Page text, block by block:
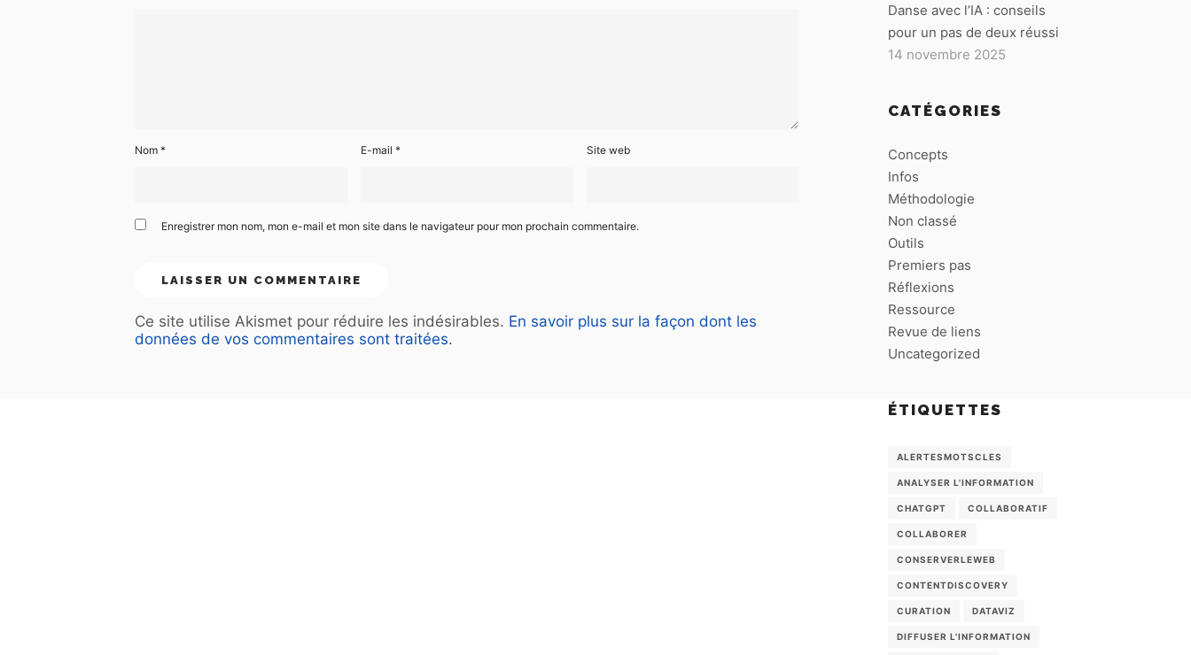
Nom * E-mail * Site web
Enregistrer mon nom, mon e-mail et mon site dans le navigateur pour mon prochain commentaire.
Ce site utilise Akismet pour réduire les indésirables. En savoir plus sur la façon dont les
données de vos commentaires sont traitées.
Danse avec l’IA : conseils
pour un pas de deux réussi
14 novembre 2025
CATÉGORIES
Concepts
Infos
Méthodologie
Non classé
Outils
Premiers pas
Réflexions
Ressource
Revue de liens
Uncategorized
ÉTIQUETTES
ALERTESMOTSCLES
ANALYSER L'INFORMATION
CHATGPT COLLABORATIF
COLLABORER
CONSERVERLEWEB
CONTENTDISCOVERY
CURATION DATAVIZ
DIFFUSER L'INFORMATION